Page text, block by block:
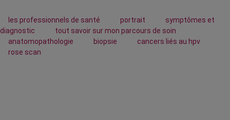
les professionnels de santé portrait
symptômes et
diagnostic
tout savoir sur mon parcours de soin
anatomopathologie
biopsie
cancers liés au hpv
rose scan